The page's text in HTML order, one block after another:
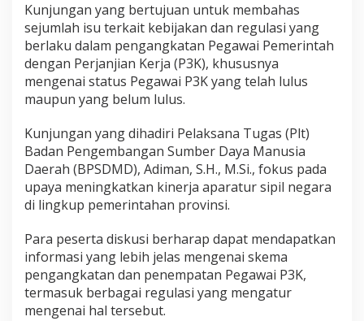
m
a
P
3
K
Kunjungan yang bertujuan untuk membahas
sejumlah isu terkait kebijakan dan regulasi yang
berlaku dalam pengangkatan Pegawai Pemerintah
dengan Perjanjian Kerja (P3K), khususnya
mengenai status Pegawai P3K yang telah lulus
maupun yang belum lulus.
Kunjungan yang dihadiri Pelaksana Tugas (Plt)
Badan Pengembangan Sumber Daya Manusia
Daerah (BPSDMD), Adiman, S.H., M.Si., fokus pada
upaya meningkatkan kinerja aparatur sipil negara
di lingkup pemerintahan provinsi.
Para peserta diskusi berharap dapat mendapatkan
informasi yang lebih jelas mengenai skema
pengangkatan dan penempatan Pegawai P3K,
termasuk berbagai regulasi yang mengatur
mengenai hal tersebut.